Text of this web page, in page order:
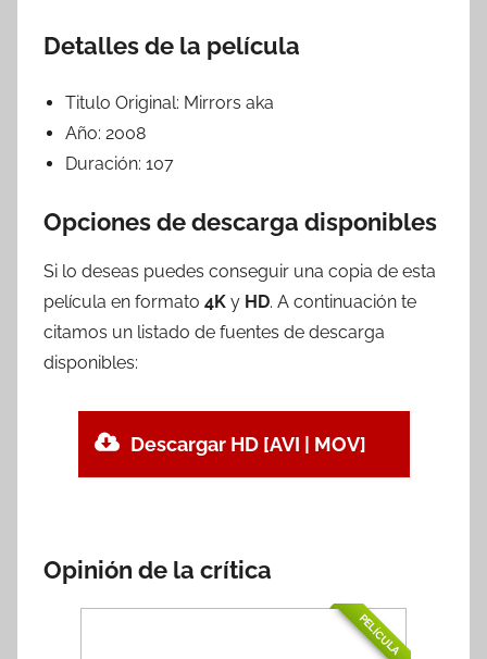
Detalles de la película
Titulo Original: Mirrors aka
Año: 2008
Duración: 107
Opciones de descarga disponibles
Si lo deseas puedes conseguir una copia de esta
película en formato 4K y HD. A continuación te
citamos un listado de fuentes de descarga
disponibles:
Descargar HD [AVI | MOV]
Opinión de la crítica
PELÍCULA